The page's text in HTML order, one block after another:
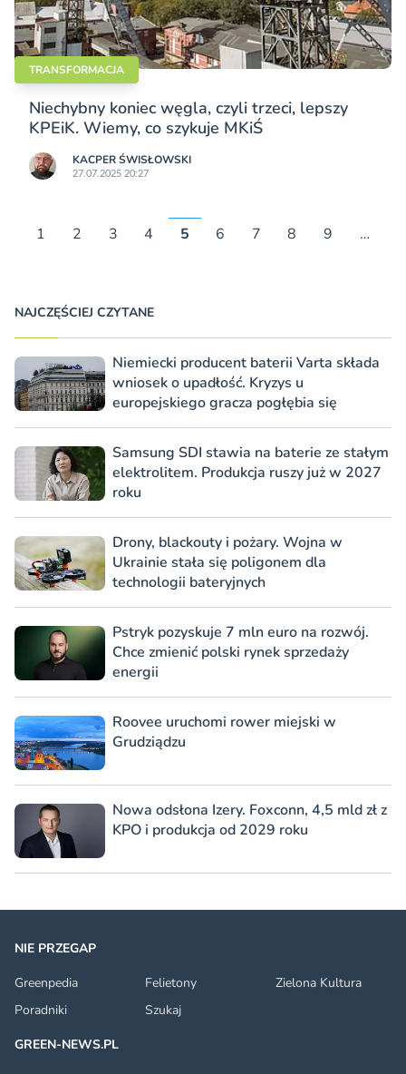
TRANSFORMACJA
Niechybny koniec węgla, czyli trzeci, lepszy
KPEiK. Wiemy, co szykuje MKiŚ
KACPER ŚWISŁO­WSKI
27.07.2025 20:27
1 2 3 4 5 6 7 8 9 …
NAJCZĘŚCIEJ CZYTANE
Niemiecki producent baterii Varta składa
wniosek o upadłość. Kryzys u
europejskiego gracza pogłębia się
Samsung SDI stawia na baterie ze stałym
elektrolitem. Produkcja ruszy już w 2027
roku
Drony, blackouty i pożary. Wojna w
Ukrainie stała się poligonem dla
technologii bateryjnych
Pstryk pozyskuje 7 mln euro na rozwój.
Chce zmienić polski rynek sprzedaży
energii
Roovee uruchomi rower miejski w
Grudziądzu
Nowa odsłona Izery. Foxconn, 4,5 mld zł z
KPO i produkcja od 2029 roku
NIE PRZEGAP
Greenpedia
Felietony
Zielona Kultura
Poradniki
Szukaj
GREEN-NEWS.PL